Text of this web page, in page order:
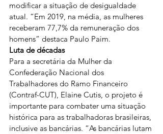
modificar a situação de desigualdade
atual. “Em 2019, na média, as mulheres
receberam 77,7% da remuneração dos
homens” destaca Paulo Paim.
Luta de décadas
Para a secretária da Mulher da
Confederação Nacional dos
Trabalhadores do Ramo Financeiro
(Contraf-CUT), Elaine Cutis, o projeto é
importante para combater uma situação
histórica para as trabalhadoras brasileiras,
inclusive as bancárias. “As bancárias lutam